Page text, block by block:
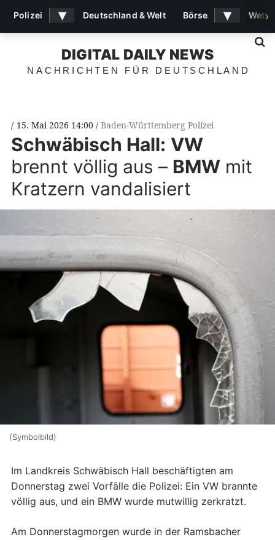
DIGITAL DAILY NEWS
NACHRICHTEN FÜR DEUTSCHLAND
15. Mai 2026 14:00 Baden-Württemberg Polizei
Schwäbisch Hall: VW
brennt völlig aus – BMW mit
Kratzern vandalisiert
(Symbolbild)
Im Landkreis Schwäbisch Hall beschäftigten am
Donnerstag zwei Vorfälle die Polizei: Ein VW brannte
völlig aus, und ein BMW wurde mutwillig zerkratzt.
Am Donnerstagmorgen wurde in der Ramsbacher
Polizei ▾ Deutschland & Welt Börse ▾ ›